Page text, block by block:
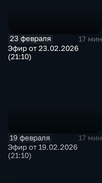
23 февраля
17 мин
Эфир от 23.02.2026
(21:10)
19 февраля
17 мин
Эфир от 19.02.2026
(21:10)